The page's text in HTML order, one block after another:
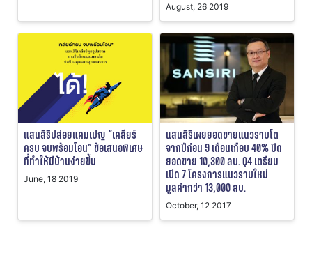
August, 26 2019
แสนสิริปล่อยแคมเปญ “เคลียร์
ครบ จบพร้อมโอน” ข้อเสนอพิเศษ
ที่ทำให้มีบ้านง่ายขึ้น
June, 18 2019
แสนสิริเผยยอดขายแนวราบโต
จากปีก่อน 9 เดือนเกือบ 40% ปิด
ยอดขาย 10,300 ลบ. Q4 เตรียม
เปิด 7 โครงการแนวราบใหม่
มูลค่ากว่า 13,000 ลบ.
October, 12 2017